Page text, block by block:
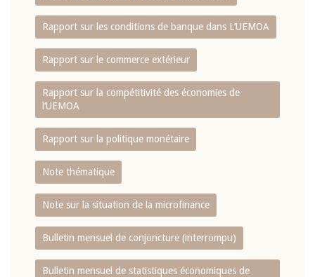
Rapport sur les conditions de banque dans L‘UEMOA
Rapport sur le commerce extérieur
Rapport sur la compétitivité des économies de
l‘UEMOA
Rapport sur la politique monétaire
Note thématique
Note sur la situation de la microfinance
Bulletin mensuel de conjoncture (interrompu)
Bulletin mensuel de statistiques économiques de